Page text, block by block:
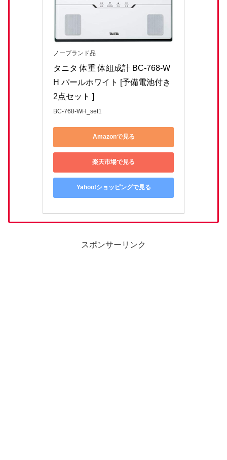
ノーブランド品
タニタ 体重 体組成計 BC-768-W
H パールホワイト [予備電池付き
2点セット ]
BC-768-WH_set1
Amazonで見る
楽天市場で見る
Yahoo!ショッピングで見る
スポンサーリンク